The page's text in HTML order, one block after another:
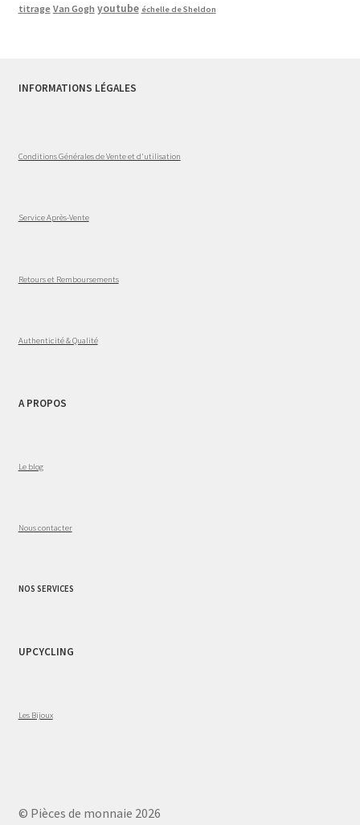
titrage Van Gogh youtube échelle de Sheldon
INFORMATIONS LÉGALES
Conditions Générales de Vente et d'utilisation
Service Après-Vente
Retours et Remboursements
Authenticité & Qualité
A PROPOS
Le blog
Nous contacter
NOS SERVICES
UPCYCLING
Les Bijoux
© Pièces de monnaie 2026